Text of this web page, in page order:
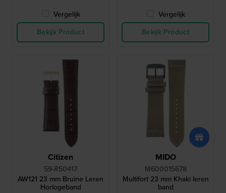
Vergelijk
Bekijk Product
Vergelijk
Bekijk Product
Citizen
59-R50417
AW121 23 mm Bruine Leren
Horlogeband
MIDO
M600015678
Multifort 23 mm Khaki leren
band